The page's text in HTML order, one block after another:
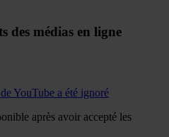
des médias en ligne
YouTube a été ignoré
après avoir accepté les